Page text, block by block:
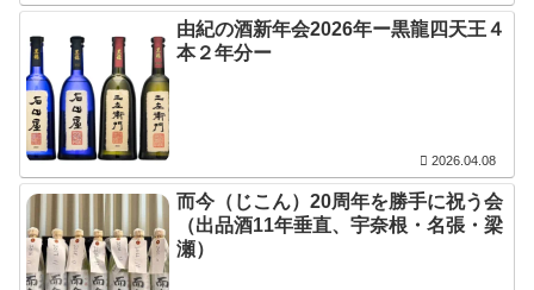
由紀の酒新年会2026年ー黒龍四天王４
本２年分ー
2026.04.08
而今（じこん）20周年を勝手に祝う会
（出品酒11年垂直、宇奈根・名張・梁
瀬）